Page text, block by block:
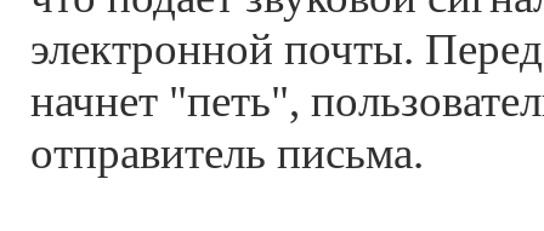
электронной почты.
начнет "петь",
отправитель письма.